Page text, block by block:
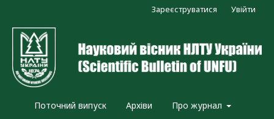
Поточний випуск Архіви Про журнал
Зареєструватися Увійти